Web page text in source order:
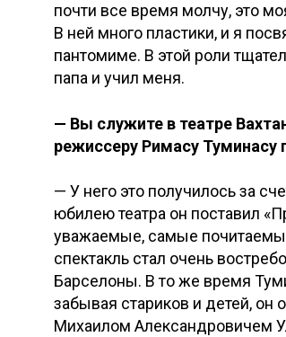
почти все время молчу, это
В ней много пластики, и я
пантомиме. В этой роли
папа и учил меня.
— Вы служите в театре
режиссеру Римасу
— У него это получилось за
юбилею театра он поставил
уважаемые, самые
спектакль стал очень
Барселоны. В то же время
забывая стариков и детей, он
Михаилом Александровичем